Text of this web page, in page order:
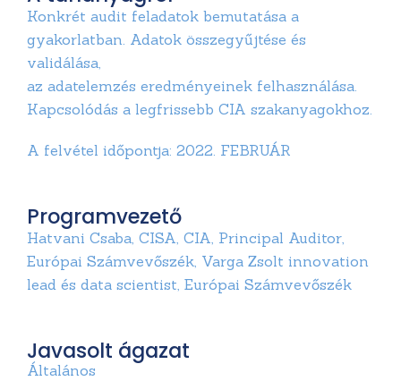
Konkrét audit feladatok bemutatása a
gyakorlatban. Adatok összegyűjtése és
validálása,
az adatelemzés eredményeinek felhasználása.
Kapcsolódás a legfrissebb CIA szakanyagokhoz.
A felvétel időpontja: 2022. FEBRUÁR
Programvezető
Hatvani Csaba, CISA, CIA, Principal Auditor,
Európai Számvevőszék, Varga Zsolt innovation
lead és data scientist, Európai Számvevőszék
Javasolt ágazat
Általános